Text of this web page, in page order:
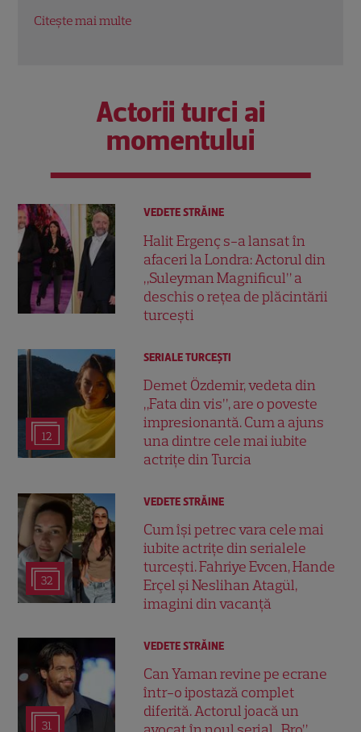
Citește mai multe
Actorii turci ai
momentului
VEDETE STRĂINE
Halit Ergenç s-a lansat în
afaceri la Londra: Actorul din
„Suleyman Magnificul” a
deschis o rețea de plăcintării
turcești
12
SERIALE TURCEŞTI
Demet Özdemir, vedeta din
„Fata din vis”, are o poveste
impresionantă. Cum a ajuns
una dintre cele mai iubite
actrițe din Turcia
32
VEDETE STRĂINE
Cum își petrec vara cele mai
iubite actrițe din serialele
turcești. Fahriye Evcen, Hande
Erçel și Neslihan Atagül,
imagini din vacanță
31
VEDETE STRĂINE
Can Yaman revine pe ecrane
într-o ipostază complet
diferită. Actorul joacă un